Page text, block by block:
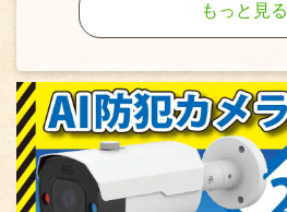
もっと見る